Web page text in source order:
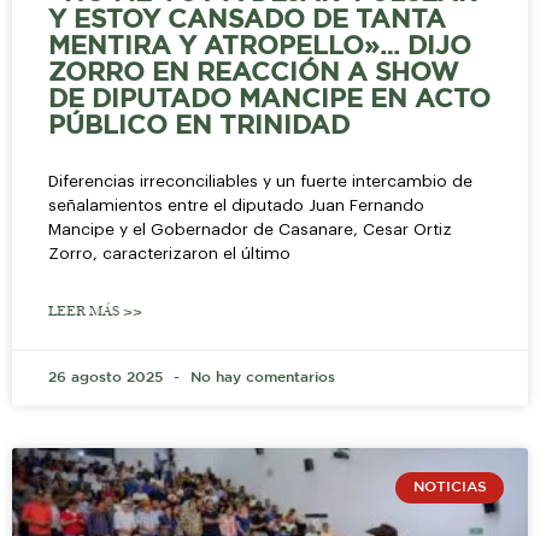
Y ESTOY CANSADO DE TANTA
MENTIRA Y ATROPELLO»… DIJO
ZORRO EN REACCIÓN A SHOW
DE DIPUTADO MANCIPE EN ACTO
PÚBLICO EN TRINIDAD
Diferencias irreconciliables y un fuerte intercambio de
señalamientos entre el diputado Juan Fernando
Mancipe y el Gobernador de Casanare, Cesar Ortiz
Zorro, caracterizaron el último
LEER MÁS >>
26 agosto 2025 No hay comentarios
NOTICIAS